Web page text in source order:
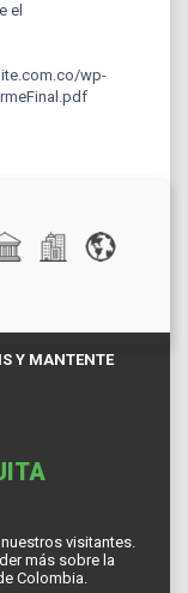
el
wp-
Y MANTENTE
visitantes.
más sobre la
Colombia.